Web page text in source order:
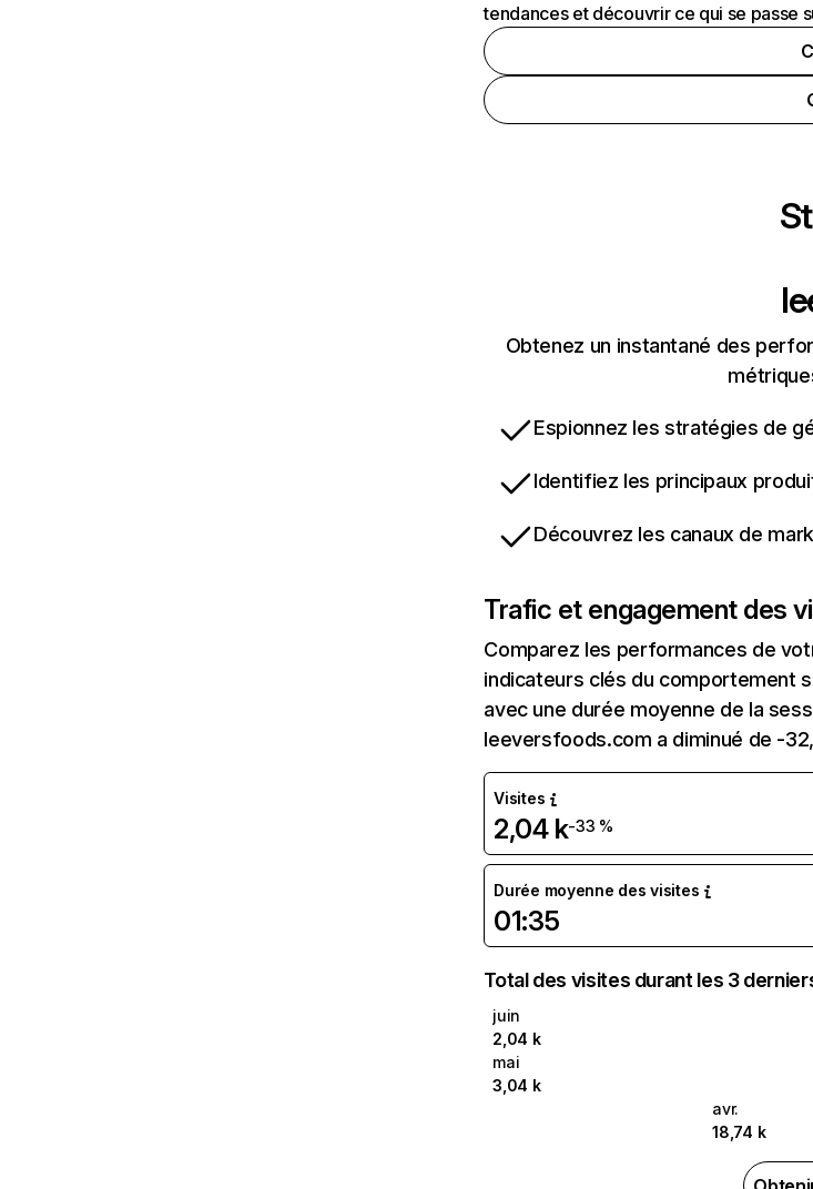
tendances et découvrir ce qui se passe
Obtenez un instantané des
Espionnez les stratégies de
Identifiez les principaux
Découvrez les canaux de
Trafic et engagement des
Comparez les performances de
indicateurs clés du comportement
avec une durée moyenne de la
leeversfoods.com a diminué de -
Visites
2,04 k-33 %
Durée moyenne des visites
01:35
Total des visites durant les 3
juin
2,04 k
mai
3,04 k
avr.
18,74 k